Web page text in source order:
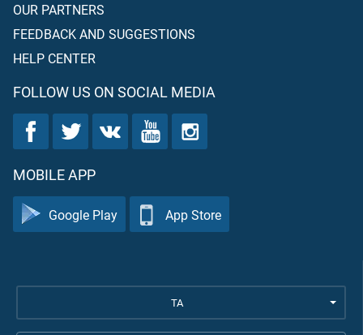
OUR PARTNERS
FEEDBACK AND SUGGESTIONS
HELP CENTER
FOLLOW US ON SOCIAL MEDIA
MOBILE APP
Google Play App Store
TA